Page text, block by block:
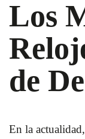
Los
de
En la